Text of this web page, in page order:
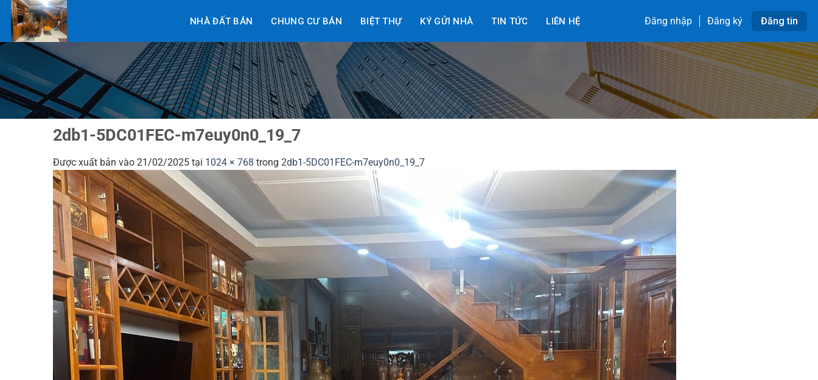
qua
nội
NHÀ ĐẤT BÁN CHUNG CƯ BÁN BIỆT THỰ KÝ GỬI NHÀ TIN TỨC LIÊN HỆ Đăng nhập Đăng ký Đăng tin
2db1-5DC01FEC-m7euy0n0_19_7
Được xuất bản vào 21/02/2025 tại 1024 × 768 trong 2db1-5DC01FEC-m7euy0n0_19_7